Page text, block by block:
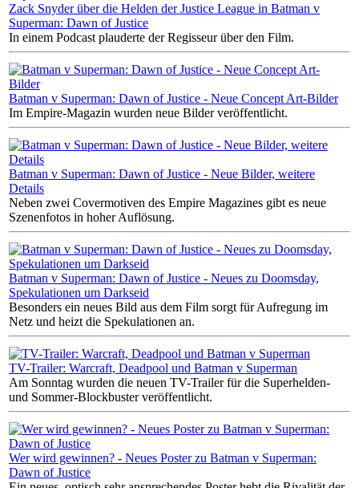
Zack Snyder über die Helden der Justice League in Batman v
Superman: Dawn of Justice
In einem Podcast plauderte der Regisseur über den Film.
Batman v Superman: Dawn of Justice - Neue Concept Art-Bilder
Im Empire-Magazin wurden neue Bilder veröffentlicht.
Batman v Superman: Dawn of Justice - Neue Bilder, weitere
Details
Neben zwei Covermotiven des Empire Magazines gibt es neue
Szenenfotos in hoher Auflösung.
Batman v Superman: Dawn of Justice - Neues zu Doomsday,
Spekulationen um Darkseid
Besonders ein neues Bild aus dem Film sorgt für Aufregung im
Netz und heizt die Spekulationen an.
TV-Trailer: Warcraft, Deadpool und Batman v Superman
Am Sonntag wurden die neuen TV-Trailer für die Superhelden-
und Sommer-Blockbuster veröffentlicht.
Wer wird gewinnen? - Neues Poster zu Batman v Superman:
Dawn of Justice